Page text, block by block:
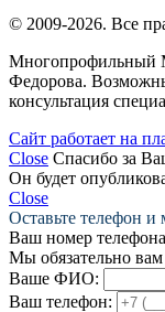
© 2009-2026. Все
Многопрофильный
Федорова.
консультация
Сайт работает на
Close Спасибо за
Он будет
Close
Оставьте телефон
Ваш номер телефона
Мы обязательно
Ваше ФИО:
Ваш телефон: